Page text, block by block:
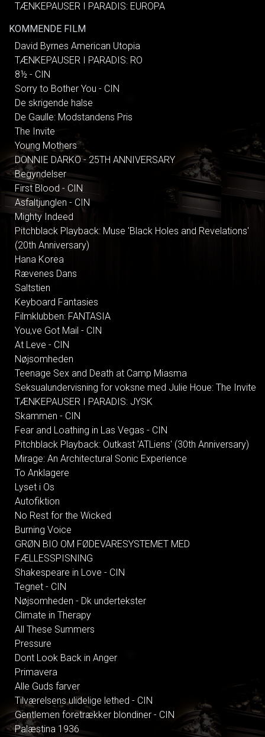
TÆNKEPAUSER I PARADIS: EUROPA
KOMMENDE FILM
David Byrnes American Utopia
TÆNKEPAUSER I PARADIS: RO
8½ - CIN
Sorry to Bother You - CIN
De skrigende halse
De Gaulle: Modstandens Pris
The Invite
Young Mothers
DONNIE DARKO - 25TH ANNIVERSARY
Begyndelser
First Blood - CIN
Asfaltjunglen - CIN
Mighty Indeed
Pitchblack Playback: Muse 'Black Holes and Revelations'
(20th Anniversary)
Hana Korea
Rævenes Dans
Saltstien
Keyboard Fantasies
Filmklubben: FANTASIA
You,ve Got Mail - CIN
At Leve - CIN
Nøjsomheden
Teenage Sex and Death at Camp Miasma
Seksualundervisning for voksne med Julie Houe: The Invite
TÆNKEPAUSER I PARADIS: JYSK
Skammen - CIN
Fear and Loathing in Las Vegas - CIN
Pitchblack Playback: Outkast 'ATLiens' (30th Anniversary)
Mirage: An Architectural Sonic Experience
To Anklagere
Lyset i Os
Autofiktion
No Rest for the Wicked
Burning Voice
GRØN BIO OM FØDEVARESYSTEMET MED
FÆLLESSPISNING
Shakespeare in Love - CIN
Tegnet - CIN
Nøjsomheden - Dk undertekster
Climate in Therapy
All These Summers
Pressure
Dont Look Back in Anger
Primavera
Alle Guds farver
Tilværelsens ulidelige lethed - CIN
Gentlemen foretrækker blondiner - CIN
Palæstina 1936